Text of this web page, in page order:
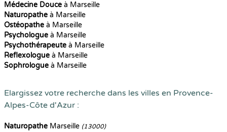
Médecine Douce à Marseille
Naturopathe à Marseille
Ostéopathe à Marseille
Psychologue à Marseille
Psychothérapeute à Marseille
Reflexologue à Marseille
Sophrologue à Marseille
Elargissez votre recherche dans les villes en Provence-
Alpes-Côte d'Azur :
Naturopathe Marseille (13000)